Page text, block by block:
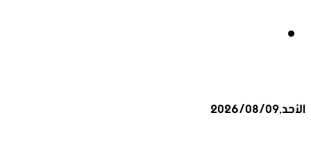
الأحد,2026/08/09